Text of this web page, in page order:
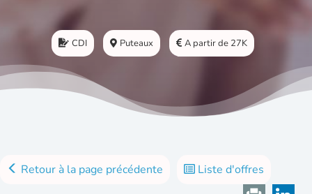
CDI Puteaux A partir de 27K
Retour à la page précédente Liste d'offres